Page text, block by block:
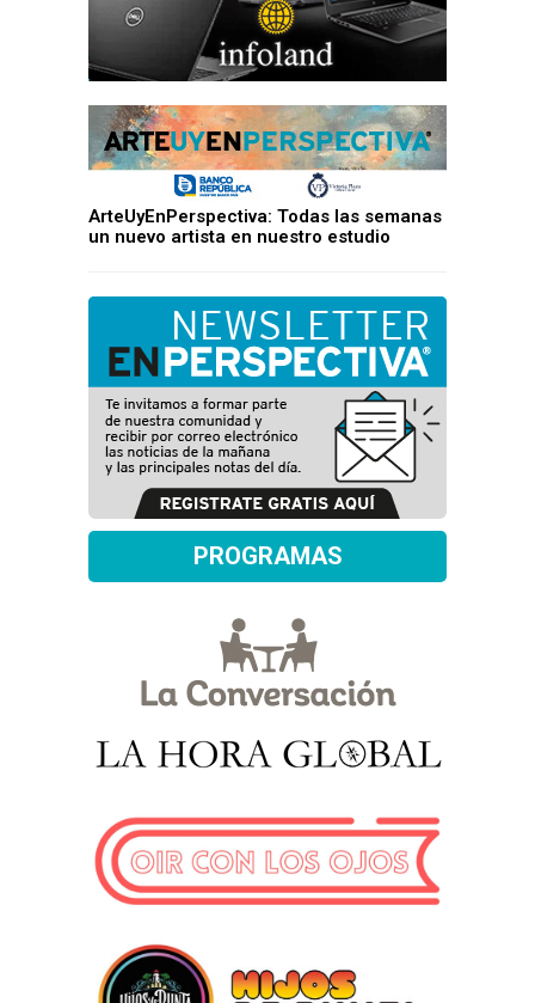
ArteUyEnPerspectiva: Todas las semanas
un nuevo artista en nuestro estudio
PROGRAMAS